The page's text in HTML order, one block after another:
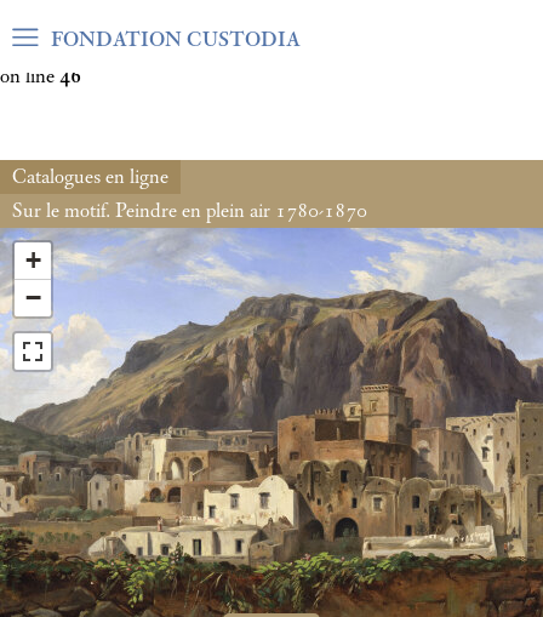
Warning: Undefined array key "var_mode" in
on line 46
FONDATION CUSTODIA
Catalogues en ligne
Sur le motif. Peindre en plein air 1780-1870
+
−